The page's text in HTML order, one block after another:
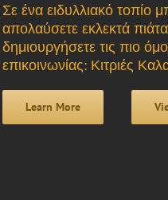
Σε ένα ειδυλλιακό τοπίο
απολαύσετε εκλεκτά
δημιουργήσετε τις πιο
επικοινωνίας: Κιτριές
Learn More